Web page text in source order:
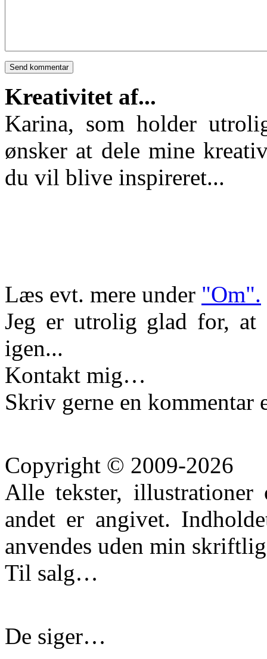
Kreativitet af...
Karina, som holder
ønsker at dele mine
du vil blive inspireret...
Læs evt. mere under "Om".
Jeg er utrolig glad for,
igen...
Kontakt mig…
Skriv gerne en kommentar
Copyright © 2009-2026
Alle tekster, illustrationer
andet er angivet.
anvendes uden min
Til salg…
De siger…